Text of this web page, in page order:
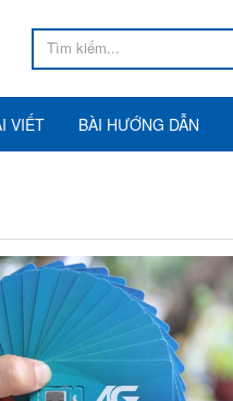
VIẾT BÀI HƯỚNG DẪN